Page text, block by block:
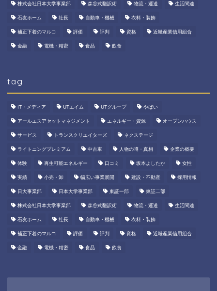
株式会社日本大学事業部 森谷式翻訳術 物流・運送 生活関連
石友ホーム 社長 自動車・機械 衣料・装飾
補正下着のマルコ 評価 評判 資格 近畿産業信用組合
金融 電機・精密 食品 飲食
tag
IT・メディア UTエイム UTグループ やばい
アールエスアセットマネジメント エネルギー・資源 オープンハウス
サービス トランスクリエイターズ ネクステージ
ライトニングプレミアム 中古車 人物の噂・真相 企業の概要
体験 再生可能エネルギー 口コミ 坂本よしたか 女性
実績 小売・卸 幅広い事業展開 建設・不動産 採用情報
日大事業部 日本大学事業部 東証一部 東証二部
株式会社日本大学事業部 森谷式翻訳術 物流・運送 生活関連
石友ホーム 社長 自動車・機械 衣料・装飾
補正下着のマルコ 評価 評判 資格 近畿産業信用組合
金融 電機・精密 食品 飲食